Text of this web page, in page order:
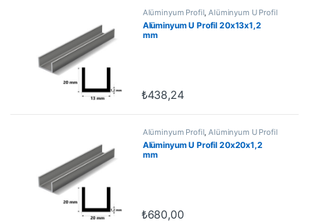
Alüminyum Profil,Alüminyum U Profil
Alüminyum U Profil 20x13x1,2
mm
₺438,24
Alüminyum Profil,Alüminyum U Profil
Alüminyum U Profil 20x20x1,2
mm
₺680,00